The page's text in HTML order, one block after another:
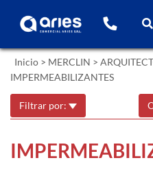
Inicio > MERCLIN >
IMPERMEABILIZANTES
Filtrar por: